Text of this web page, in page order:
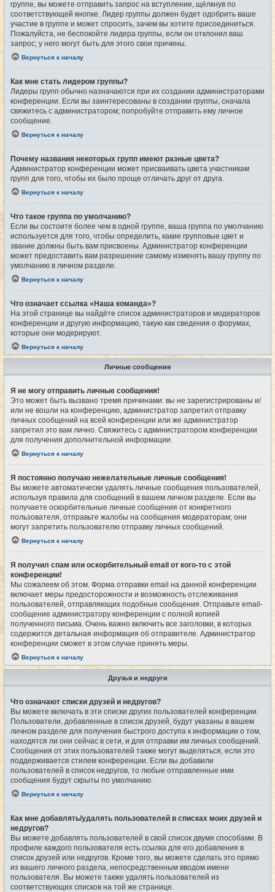
группе, вы можете отправить запрос на вступление, щёлкнув по
соответствующей кнопке. Лидер группы должен будет одобрить ваше
участие в группе и может спросить, зачем вы хотите присоединиться.
Пожалуйста, не беспокойте лидера группы, если он отклонил ваш
запрос; у него могут быть для этого свои причины.
Вернуться к началу
Как мне стать лидером группы?
Лидеры групп обычно назначаются при их создании администраторами
конференции. Если вы заинтересованы в создании группы, сначала
свяжитесь с администратором; попробуйте отправить ему личное
сообщение.
Вернуться к началу
Почему названия некоторых групп имеют разные цвета?
Администратор конференции может присваивать цвета участникам
групп для того, чтобы их было проще отличать друг от друга.
Вернуться к началу
Что такое группа по умолчанию?
Если вы состоите более чем в одной группе, ваша группа по умолчанию
используется для того, чтобы определить, какие групповые цвет и
звание должны быть вам присвоены. Администратор конференции
может предоставить вам разрешение самому изменять вашу группу по
умолчанию в личном разделе.
Вернуться к началу
Что означает ссылка «Наша команда»?
На этой странице вы найдёте список администраторов и модераторов
конференции и другую информацию, такую как сведения о форумах,
которые они модерируют.
Вернуться к началу
Личные сообщения
Я не могу отправить личные сообщения!
Это может быть вызвано тремя причинами: вы не зарегистрированы и/
или не вошли на конференцию, администратор запретил отправку
личных сообщений на всей конференции или же администратор
запретил это вам лично. Свяжитесь с администратором конференции
для получения дополнительной информации.
Вернуться к началу
Я постоянно получаю нежелательные личные сообщения!
Вы можете автоматически удалять личные сообщения пользователей,
используя правила для сообщений в вашем личном разделе. Если вы
получаете оскорбительные личные сообщения от конкретного
пользователя, отправьте жалобы на сообщения модераторам; они
могут запретить пользователю отправку личных сообщений.
Вернуться к началу
Я получил спам или оскорбительный email от кого-то с этой
конференции!
Мы сожалеем об этом. Форма отправки email на данной конференции
включает меры предосторожности и возможность отслеживания
пользователей, отправляющих подобные сообщения. Отправьте email-
сообщение администратору конференции с полной копией
полученного письма. Очень важно включить все заголовки, в которых
содержится детальная информация об отправителе. Администратор
конференции сможет в этом случае принять меры.
Вернуться к началу
Друзья и недруги
Что означают списки друзей и недругов?
Вы можете включать в эти списки других пользователей конференции.
Пользователи, добавленные в список друзей, будут указаны в вашем
личном разделе для получения быстрого доступа к информации о том,
находятся ли они сейчас в сети, и для отправки им личных сообщений.
Сообщения от этих пользователей также могут выделяться, если это
поддерживается стилем конференции. Если вы добавили
пользователей в список недругов, то любые отправленные ими
сообщения будут скрыты по умолчанию.
Вернуться к началу
Как мне добавлять/удалять пользователей в списках моих друзей и
недругов?
Вы можете добавлять пользователей в свой список двумя способами. В
профиле каждого пользователя есть ссылка для его добавления в
список друзей или недругов. Кроме того, вы можете сделать это прямо
из вашего личного раздела, непосредственным вводом имени
пользователя. Вы можете также удалять пользователей из
соответствующих списков на той же странице.